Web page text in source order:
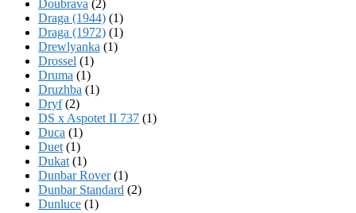
Doubrava (2)
Draga (1944) (1)
Draga (1972) (1)
Drewlyanka (1)
Drossel (1)
Druma (1)
Druzhba (1)
Dryf(2)
DS x Aspotet II 737 (1)
Duca (1)
Duet (1)
Dukat (1)
Dunbar Rover(1)
Dunbar Standard (2)
Dunluce (1)